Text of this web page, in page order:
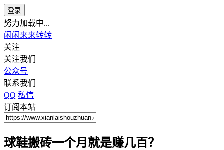
登录
努力加载中...
闲闲来来转转
关注
关注我们
公众号
联系我们
QQ 私信
订阅本站
球鞋搬砖一个月就是赚几百？